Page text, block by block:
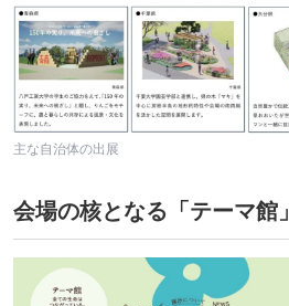
主な自治体の出展
会場の核となる「テーマ館」